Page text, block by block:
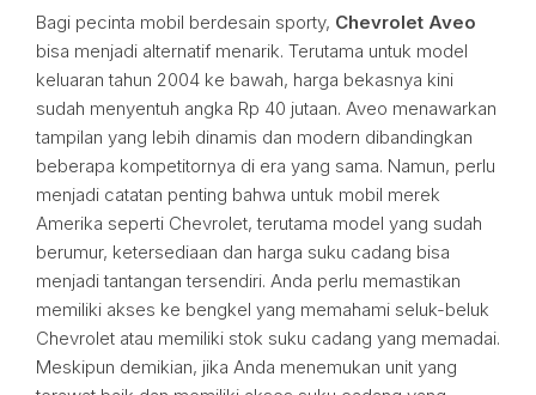
Bagi pecinta mobil berdesain sporty, Chevrolet Aveo
bisa menjadi alternatif menarik. Terutama untuk model
keluaran tahun 2004 ke bawah, harga bekasnya kini
sudah menyentuh angka Rp 40 jutaan. Aveo menawarkan
tampilan yang lebih dinamis dan modern dibandingkan
beberapa kompetitornya di era yang sama. Namun, perlu
menjadi catatan penting bahwa untuk mobil merek
Amerika seperti Chevrolet, terutama model yang sudah
berumur, ketersediaan dan harga suku cadang bisa
menjadi tantangan tersendiri. Anda perlu memastikan
memiliki akses ke bengkel yang memahami seluk-beluk
Chevrolet atau memiliki stok suku cadang yang memadai.
Meskipun demikian, jika Anda menemukan unit yang